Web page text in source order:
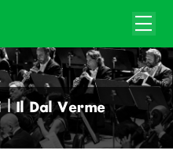
Il Dal Verme